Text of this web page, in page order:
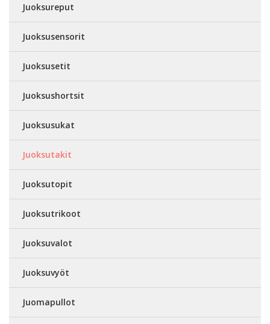
Juoksureput
Juoksusensorit
Juoksusetit
Juoksushortsit
Juoksusukat
Juoksutakit
Juoksutopit
Juoksutrikoot
Juoksuvalot
Juoksuvyöt
Juomapullot